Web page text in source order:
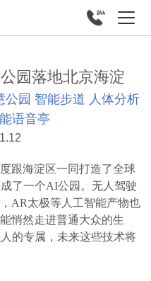
园落地北京海淀
公园 智能步道 人体分析
语音亭
海淀区一同打造了全球
了一个AI公园。无人驾驶
AR太极等人工智能产物也
悄然走进普通大众的生
的专属，未来这些技术将